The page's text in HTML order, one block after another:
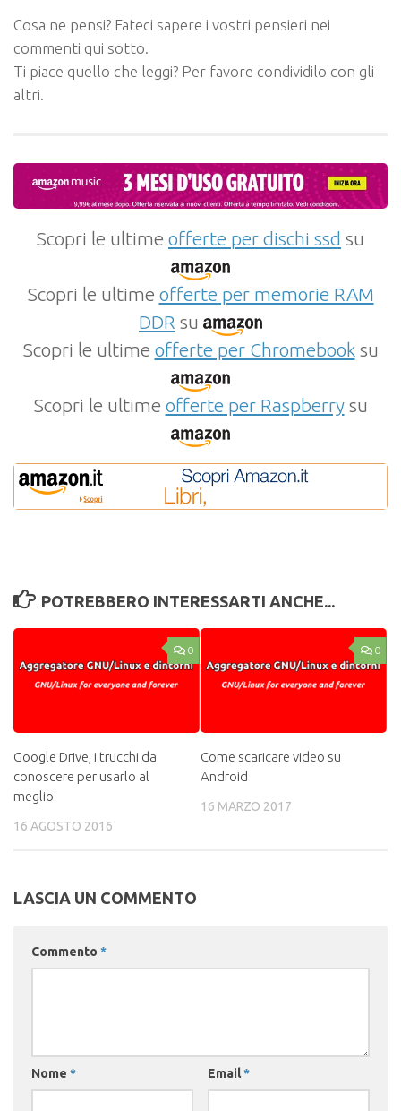
Cosa ne pensi? Fateci sapere i vostri pensieri nei
commenti qui sotto.
Ti piace quello che leggi? Per favore condividilo con gli
altri.
Scopri le ultime offerte per dischi ssd su
Scopri le ultime offerte per memorie RAM
DDR su
Scopri le ultime offerte per Chromebooksu
Scopri le ultime offerte per Raspberrysu
POTREBBERO INTERESSARTI ANCHE...
0
Google Drive, i trucchi da
conoscere per usarlo al
meglio
16 AGOSTO 2016
0
Come scaricare video su
Android
16 MARZO 2017
LASCIA UN COMMENTO
Commento *
Nome * Email*